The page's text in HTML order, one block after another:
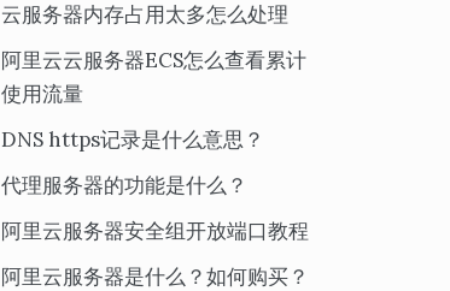
云服务器内存占用太多怎么处理
阿里云云服务器ECS怎么查看累计
使用流量
DNS https记录是什么意思？
代理服务器的功能是什么？
阿里云服务器安全组开放端口教程
阿里云服务器是什么？如何购买？